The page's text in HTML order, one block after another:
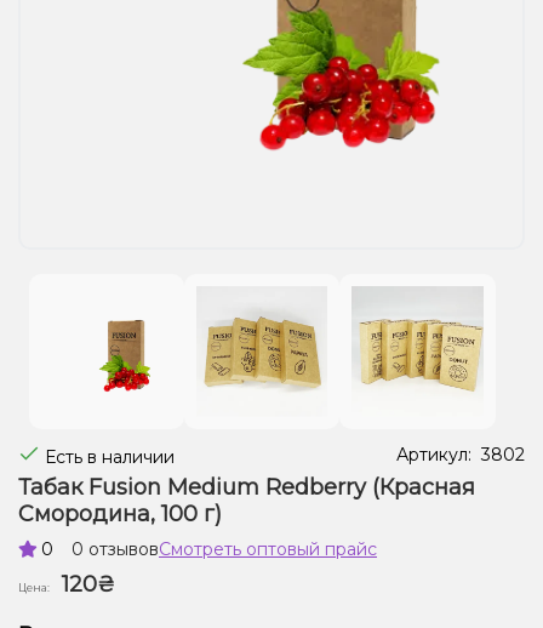
Жидкости для электронных сигарет
Есть в наличии Артикул: 3802
Табак Fusion Medium Redberry (Красная
Смородина, 100 г)
0 0 отзывовСмотреть оптовый прайс
Цена:
120₴